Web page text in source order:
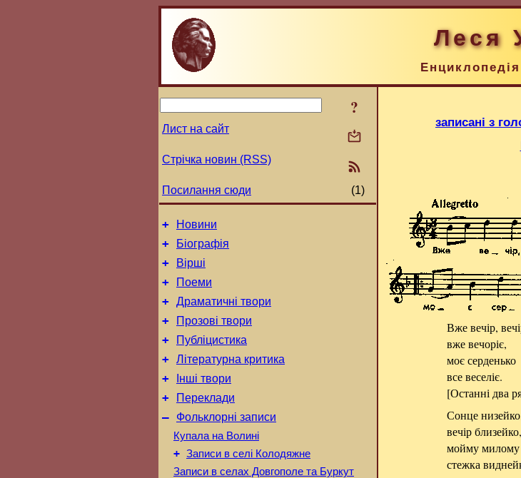
Леся
?
Лист на сайт
Стрічка новин (RSS)
Посилання сюди (1)
+ Новини
+ Біографія
+ Вірші
+ Поеми
+ Драматичні твори
+ Прозові твори
+ Публіцистика
+ Літературна критика
+ Інші твори
+ Переклади
– Фольклорні записи
Купала на Волині
+ Записи в селі Колодяжне
Записи в селах Довгополе та Буркут
записані з
Вже вечір,
вже вечоріє,
моє серденько
все веселіє.
[Останні два
Сонце
вечір близейко,
мойму милому
стежка